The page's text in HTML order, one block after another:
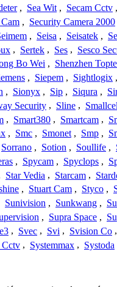
, Sea Wit , Secam Cctv ,
, Security Camera 2000
, Seisa , Seisatek ,
, Sertek , Ses , Sesco
Bo Wei , Shenzhen
, Siepem , Sightlogix ,
, Sionyx , Sip , Siqura ,
Security , Sline ,
, Smart380 , Smartcam ,
, Smc , Smonet , Smp ,
Sorrano , Sotion , Soullife ,
, Spycam , Spyclops ,
Star Vedia , Starcam ,
, Stuart Cam , Styco ,
Sunivision , Sunkwang ,
, Supra Space ,
, Svec , Svi , Svision Co ,
Cctv , Systemmax , Systoda